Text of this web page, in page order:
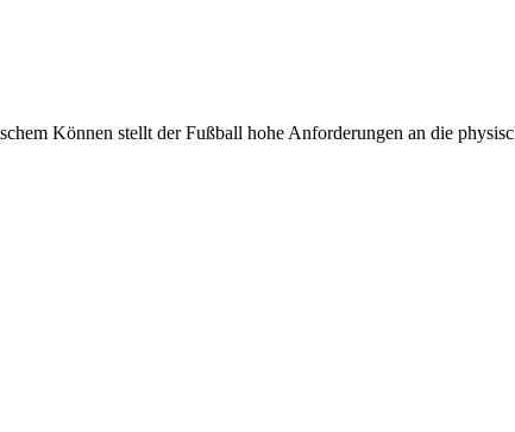
Können stellt der Fußball hohe Anforderungen an die